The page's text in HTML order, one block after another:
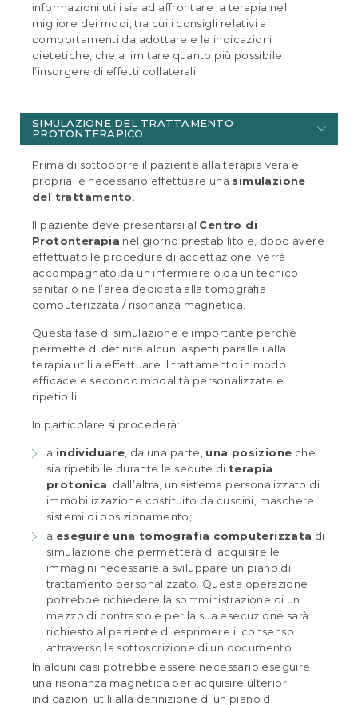
informazioni utili sia ad affrontare la terapia nel
migliore dei modi, tra cui i consigli relativi ai
comportamenti da adottare e le indicazioni
dietetiche, che a limitare quanto più possibile
l’insorgere di effetti collaterali.
SIMULAZIONE DEL TRATTAMENTO
PROTONTERAPICO
Prima di sottoporre il paziente alla terapia vera e
propria, è necessario effettuare una simulazione
del trattamento
Il paziente deve presentarsi al Centro di
Protonterapia nel giorno prestabilito e, dopo avere
effettuato le procedure di accettazione, verrà
accompagnato da un infermiere o da un tecnico
sanitario nell’area dedicata alla tomografia
computerizzata / risonanza magnetica.
Questa fase di simulazione è importante perché
permette di definire alcuni aspetti paralleli alla
terapia utili a effettuare il trattamento in modo
efficace e secondo modalità personalizzate e
ripetibili.
In particolare si procederà:
a individuare , da una parte, una posizione che
sia ripetibile durante le sedute di terapia
protonica , dall’altra, un sistema personalizzato di
immobilizzazione costituito da cuscini, maschere,
sistemi di posizionamento;
a eseguire una tomografia computerizzata di
simulazione che permetterà di acquisire le
immagini necessarie a sviluppare un piano di
trattamento personalizzato. Questa operazione
potrebbe richiedere la somministrazione di un
mezzo di contrasto e per la sua esecuzione sarà
richiesto al paziente di esprimere il consenso
attraverso la sottoscrizione di un documento.
In alcuni casi potrebbe essere necessario eseguire
una risonanza magnetica per acquisire ulteriori
indicazioni utili alla definizione di un piano di